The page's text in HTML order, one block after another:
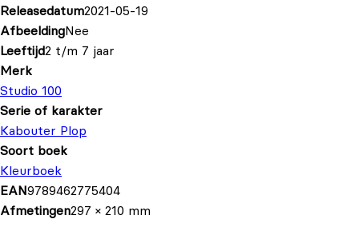
Releasedatum2021-05-19
AfbeeldingNee
Leeftijd2 t/m 7 jaar
Merk
Studio 100
Serie of karakter
Kabouter Plop
Soort boek
Kleurboek
EAN9789462775404
Afmetingen297 × 210 mm